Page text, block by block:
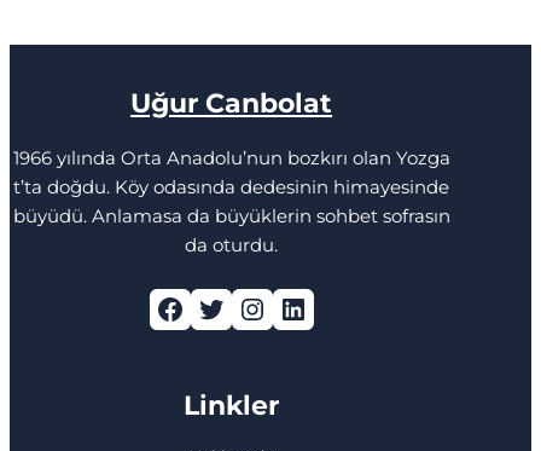
Uğur Canbolat
1966 yılında Orta Anadolu’nun bozkırı olan Yozga
t’ta doğdu. Köy odasında dedesinin himayesinde
büyüdü. Anlamasa da büyüklerin sohbet sofrasın
da oturdu.
Facebook Twitter Instagram LinkedIn
Linkler